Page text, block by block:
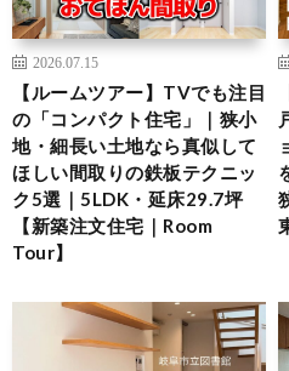
2026.07.15
【ルームツアー】TVでも注目
の「コンパクト住宅」｜狭小
地・細長い土地なら真似して
ほしい間取りの鉄板テクニッ
ク5選｜5LDK・延床29.7坪
【新築注文住宅｜Room
Tour】